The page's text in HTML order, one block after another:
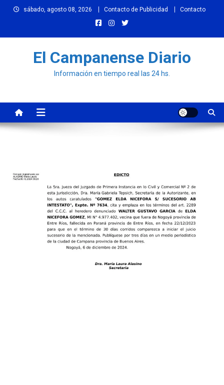
sábado, agosto 08, 2026 Contacto de Publicidad Contacto
El Campanense Diario
Información en tiempo real las 24 hs.